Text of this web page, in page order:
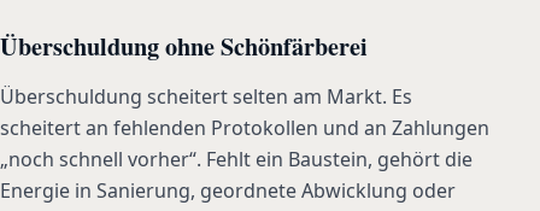
Überschuldung ohne Schönfärberei
Überschuldung scheitert selten am Markt. Es
scheitert an fehlenden Protokollen und an Zahlungen
„noch schnell vorher“. Fehlt ein Baustein, gehört die
Energie in Sanierung, geordnete Abwicklung oder